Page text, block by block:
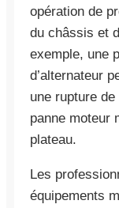
opération de
du châssis et
exemple, une
d’alternateur
une rupture
panne moteur
plateau.
Les
équipements